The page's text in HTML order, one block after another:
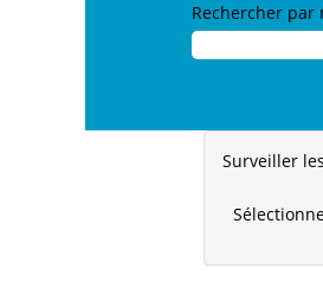
Rechercher par
Surveiller